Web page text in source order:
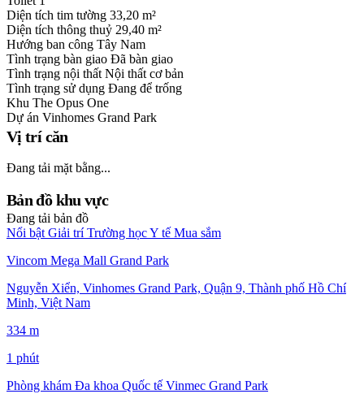
Diện tích tim tường 33,20 m²
Diện tích thông thuỷ 29,40 m²
Hướng ban công Tây Nam
Tình trạng bàn giao Đã bàn giao
Tình trạng nội thất Nội thất cơ bản
Tình trạng sử dụng Đang để trống
Khu The Opus One
Dự án Vinhomes Grand Park
Vị trí căn
Đang tải mặt bằng...
Bản đồ khu vực
Đang tải bản đồ
Nổi bật Giải trí Trường họcY tế Mua sắm
Vincom Mega Mall Grand Park
Nguyễn Xiển, Vinhomes Grand Park, Quận 9, Thành phố Hồ Chí
Minh, Việt Nam
334 m
1 phút
Phòng khám Đa khoa Quốc tế Vinmec Grand Park